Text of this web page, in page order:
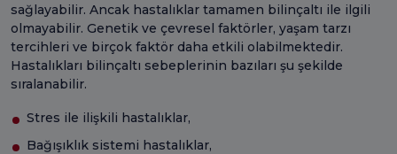
sağlayabilir. Ancak hastalıklar tamamen bilinçaltı ile ilgili
olmayabilir. Genetik ve çevresel faktörler, yaşam tarzı
tercihleri ve birçok faktör daha etkili olabilmektedir.
Hastalıkları bilinçaltı sebeplerinin bazıları şu şekilde
sıralanabilir.
Stres ile ilişkili hastalıklar,
Bağışıklık sistemi hastalıklar,